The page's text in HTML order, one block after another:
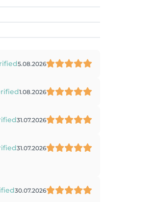
5.08.2026
1.08.2026
31.07.2026
31.07.2026
30.07.2026